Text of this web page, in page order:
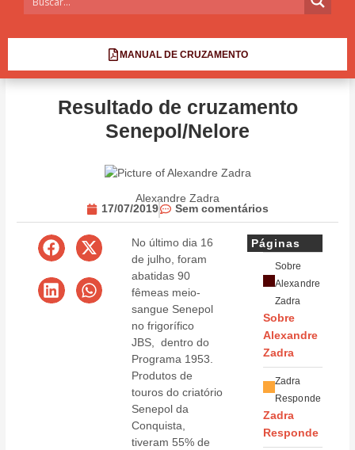
MANUAL DE CRUZAMENTO
Resultado de cruzamento
Senepol/Nelore
Alexandre Zadra
17/07/2019 Sem comentários
No último dia 16
de julho, foram
abatidas 90
fêmeas meio-
sangue Senepol
no frigorífico
JBS, dentro do
Programa 1953.
Produtos de
touros do criatório
Senepol da
Conquista,
tiveram 55% de
Páginas
Sobre
Alexandre
Zadra
Sobre
Alexandre
Zadra
Zadra
Responde
Zadra
Responde